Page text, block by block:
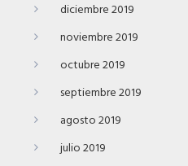
diciembre 2019
noviembre 2019
octubre 2019
septiembre 2019
agosto 2019
julio 2019